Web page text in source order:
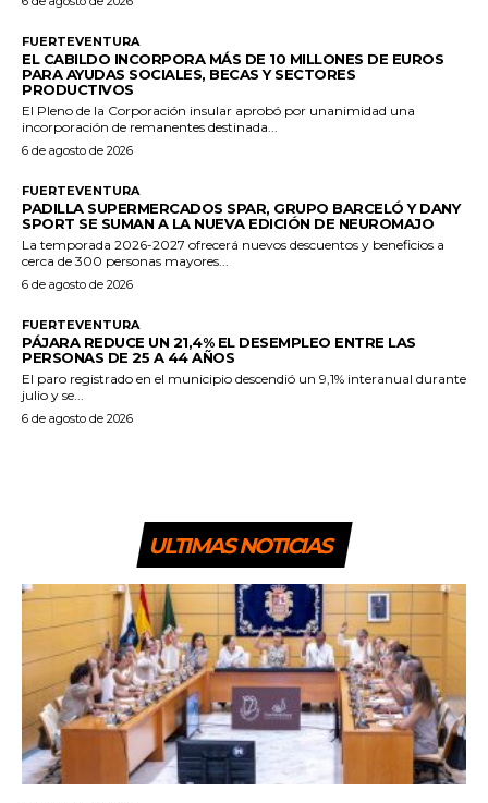
FUERTEVENTURA
EL CABILDO INCORPORA MÁS DE 10 MILLONES DE EUROS
PARA AYUDAS SOCIALES, BECAS Y SECTORES
PRODUCTIVOS
El Pleno de la Corporación insular aprobó por unanimidad una
incorporación de remanentes destinada...
6 de agosto de 2026
FUERTEVENTURA
PADILLA SUPERMERCADOS SPAR, GRUPO BARCELÓ Y DANY
SPORT SE SUMAN A LA NUEVA EDICIÓN DE NEUROMAJO
La temporada 2026-2027 ofrecerá nuevos descuentos y beneficios a
cerca de 300 personas mayores...
6 de agosto de 2026
FUERTEVENTURA
PÁJARA REDUCE UN 21,4% EL DESEMPLEO ENTRE LAS
PERSONAS DE 25 A 44 AÑOS
El paro registrado en el municipio descendió un 9,1% interanual durante
julio y se...
6 de agosto de 2026
ULTIMAS NOTICIAS